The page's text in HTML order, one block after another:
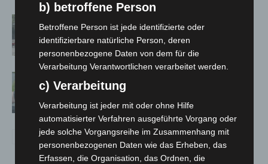
Gasleitung bei McDonald’s-Umbau in
Langenhagen beschädigt
Langenhagen: Autofahrer mit 3,17
Promille aus dem Verkehr gezogen
b) betroffene Person
Betroffene Person ist jede identifizierte oder
identifizierbare natürliche Person, deren
personenbezogene Daten von dem für die
Verarbeitung Verantwortlichen verarbeitet werden.
c) Verarbeitung
Verarbeitung ist jeder mit oder ohne Hilfe
automatisierter Verfahren ausgeführte Vorgang oder
jede solche Vorgangsreihe im Zusammenhang mit
personenbezogenen Daten wie das Erheben, das
Erfassen, die Organisation, das Ordnen, die